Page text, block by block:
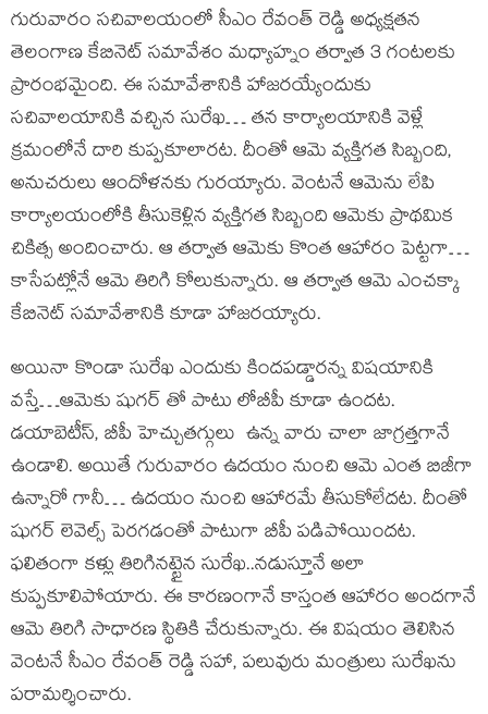
గురువారం సచివాలయంలో సీఎం రేవంత్ రెడ్డి అధ్యక్షతన
తెలంగాణ కేబినెట్ సమావేశం మధ్యాహ్నం తర్వాత 3 గంటలకు
ప్రారంభమైంది. ఈ సమావేశానికి హాజరయ్యేందుకు
సచివాలయానికి వచ్చిన సురేఖ… తన కార్యాలయానికి వెళ్లే
క్రమంలోనే దారి కుప్పకూలారట. దీంతో ఆమె వ్యక్తిగత సిబ్బంది,
అనుచరులు ఆందోళనకు గురయ్యారు. వెంటనే ఆమెను లేపి
కార్యాలయంలోకి తీసుకెళ్లిన వ్యక్తిగత సిబ్బంది ఆమెకు ప్రాథమిక
చికిత్స అందించారు. ఆ తర్వాత ఆమెకు కొంత ఆహారం పెట్టగా…
కాసేపట్లోనే ఆమె తిరిగి కోలుకున్నారు. ఆ తర్వాత ఆమె ఎంచక్కా
కేబినెట్ సమావేశానికి కూడా హాజరయ్యారు.
అయినా కొండా సురేఖ ఎందుకు కిందపడ్డారన్న విషయానికి
వస్తే…ఆమెకు షుగర్ తో పాటు లోబీపీ కూడా ఉందట.
డయాబెటీస్, బీపీ హెచ్చుతగ్గులు ఉన్న వారు చాలా జాగ్రత్తగానే
ఉండాలి. అయితే గురువారం ఉదయం నుంచి ఆమె ఎంత బిజీగా
ఉన్నారో గానీ… ఉదయం నుంచి ఆహారమే తీసుకోలేదట. దీంతో
షుగర్ లెవెల్స్ పెరగడంతో పాటుగా బీపీ పడిపోయిందట.
ఫలితంగా కళ్లు తిరిగినట్టైన సురేఖ..నడుస్తూనే అలా
కుప్పకూలిపోయారు. ఈ కారణంగానే కాస్తంత ఆహారం అందగానే
ఆమె తిరిగి సాధారణ స్థితికి చేరుకున్నారు. ఈ విషయం తెలిసిన
వెంటనే సీఎం రేవంత్ రెడ్డి సహా, పలువురు మంత్రులు సురేఖను
పరామర్శించారు.